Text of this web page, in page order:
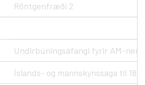
Röntgenfræði 2
Undirbúningsáfangi fyrir AM-
Íslands- og mannskynssaga til